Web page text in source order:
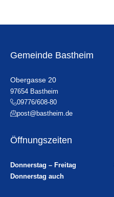
Gemeinde Bastheim
Obergasse 20
97654 Bastheim
09776/608-80
post@bastheim.de
Öffnungszeiten
Donnerstag – Freitag
Donnerstag auch